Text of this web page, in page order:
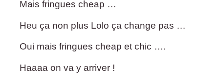
Mais fringues cheap …
Heu ça non plus Lolo ça change pas …
Oui mais fringues cheap et chic ….
Haaaa on va y arriver !